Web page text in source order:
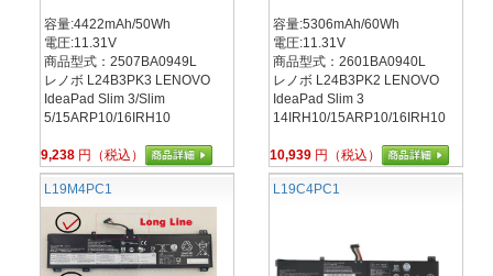
容量:4422mAh/50Wh
電圧:11.31V
商品型式：2507BA0949L
レノボ L24B3PK3 LENOVO
IdeaPad Slim 3/Slim
5/15ARP10/16IRH10
9,238 円（税込）
容量:5306mAh/60Wh
電圧:11.31V
商品型式：2601BA0940L
レノボ L24B3PK2 LENOVO
IdeaPad Slim 3
14IRH10/15ARP10/16IRH10
10,939 円（税込）
L19M4PC1 L19C4PC1